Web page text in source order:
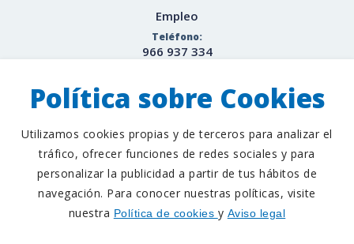
Política sobre Cookies
Utilizamos cookies propias y de terceros para analizar el
tráfico, ofrecer funciones de redes sociales y para
personalizar la publicidad a partir de tus hábitos de
navegación. Para conocer nuestras políticas, visite
nuestra Política de cookies y Aviso legal
Empleo
Teléfono:
966 937 334
info@loginte.es
Desarrollo Web LoboCom
Financiado por el Programa Kit Digital. Plan de